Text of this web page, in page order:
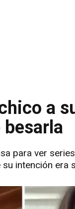
a
para ver
intención era